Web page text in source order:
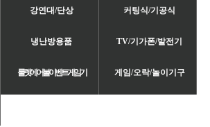
강연대/단상 커팅식/기공식
냉난방용품 TV/기가폰/발전기
룰렛/에어볼/이벤트게임기 게임/오락/놀이기구